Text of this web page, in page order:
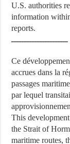
U.S. authorities
information
reports.
ــــــــــــــــــــــ
Ce
accrues dans la
passages
par lequel
This
the Strait of
maritime routes,